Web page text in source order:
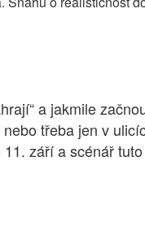
a jakmile
třeba jen v
září a scénář